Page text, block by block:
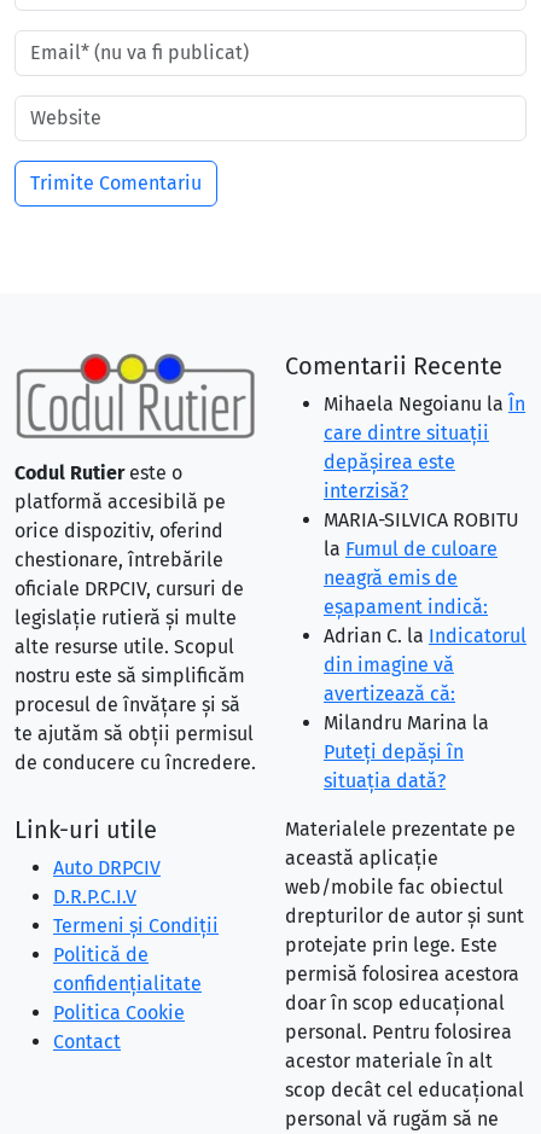
Codul Rutiereste o
platformă accesibilă pe
orice dispozitiv, oferind
chestionare, întrebările
oficiale DRPCIV, cursuri de
legislație rutieră și multe
alte resurse utile. Scopul
nostru este să simplificăm
procesul de învățare și să
te ajutăm să obții permisul
de conducere cu încredere.
Comentarii Recente
Mihaela Negoianu la În
care dintre situaţii
depăşirea este
interzisă?
MARIA-SILVICA ROBITU
la Fumul de culoare
neagră emis de
eşapament indică:
Adrian C. la Indicatorul
din imagine vă
avertizează că:
Milandru Marina la
Puteţi depăşi în
situaţia dată?
Link-uri utile
Auto DRPCIV
D.R.P.C.I.V
Termeni și Condiții
Politică de
confidențialitate
Politica Cookie
Contact
Materialele prezentate pe
această aplicație
web/mobile fac obiectul
drepturilor de autor și sunt
protejate prin lege. Este
permisă folosirea acestora
doar în scop educațional
personal. Pentru folosirea
acestor materiale în alt
scop decât cel educațional
personal vă rugăm să ne